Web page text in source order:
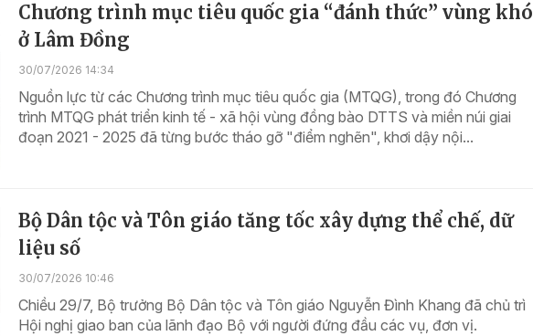
Chương trình mục tiêu quốc gia “đánh thức” vùng khó
ở Lâm Đồng
30/07/2026 14:34
Nguồn lực từ các Chương trình mục tiêu quốc gia (MTQG), trong đó Chương
trình MTQG phát triển kinh tế - xã hội vùng đồng bào DTTS và miền núi giai
đoạn 2021 - 2025 đã từng bước tháo gỡ "điểm nghẽn", khơi dậy nội...
Bộ Dân tộc và Tôn giáo tăng tốc xây dựng thể chế, dữ
liệu số
30/07/2026 10:46
Chiều 29/7, Bộ trưởng Bộ Dân tộc và Tôn giáo Nguyễn Đình Khang đã chủ trì
Hội nghị giao ban của lãnh đạo Bộ với người đứng đầu các vụ, đơn vị.